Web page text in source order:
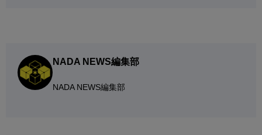
NADA NEWS編集部
NADA NEWS編集部